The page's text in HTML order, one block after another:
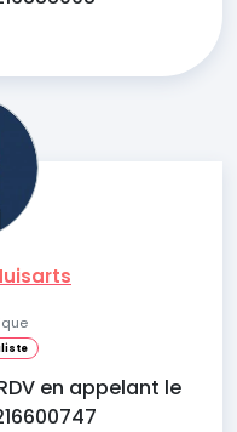
en appelant le